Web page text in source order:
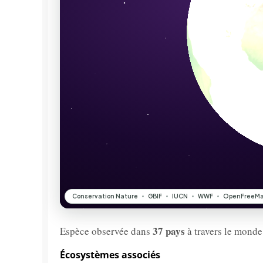
Espèce observée dans 37 pays à travers le
Écosystèmes associés